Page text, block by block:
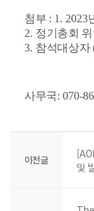
첨부 : 1. 2023
2. 정기총회
3. 참석대상자
사무국: 070-
이전글
및